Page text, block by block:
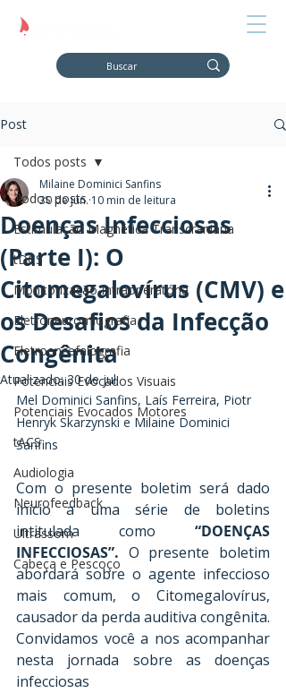
Post
Todos posts
Estimulação Magnética Transcraniana
tDCS
Monitorização Intraoperatória
Eletroneuromiografia
Eletroencefalografia
Potenciais Evocados Visuais
Potenciais Evocados Motores
tACS
Audiologia
Neurofeedback
Ultrassom
Cabeça e Pescoço
Todos posts
Doenças Infecciosas
(Parte I): O
Citomegalovírus (CMV) e
os Desafios da Infecção
Congênita
Milaine Dominici Sanfins
30 de jun. 10 min de leitura
Atualizado:30 de jul.
Mel Dominici Sanfins, Laís Ferreira, Piotr
Henryk Skarzynski e Milaine Dominici
Sanfins
Com o presente boletim será dado
início a uma série de boletins
intitulada como “DOENÇAS
INFECCIOSAS”. O presente boletim
abordará sobre o agente infeccioso
mais comum, o Citomegalovírus,
causador da perda auditiva congênita.
Convidamos você a nos acompanhar
nesta jornada sobre as doenças
infecciosas